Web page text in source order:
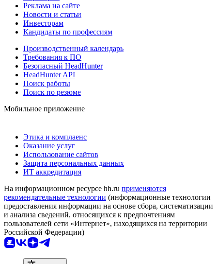
Реклама на сайте
Новости и статьи
Инвесторам
Кандидаты по профессиям
Производственный календарь
Требования к ПО
Безопасный HeadHunter
HeadHunter API
Поиск работы
Поиск по резюме
Мобильное приложение
Этика и комплаенс
Оказание услуг
Использование сайтов
Защита персональных данных
ИТ аккредитация
На информационном ресурсе hh.ru применяются
рекомендательные технологии (информационные технологии
предоставления информации на основе сбора, систематизации
и анализа сведений, относящихся к предпочтениям
пользователей сети «Интернет», находящихся на территории
Российской Федерации)